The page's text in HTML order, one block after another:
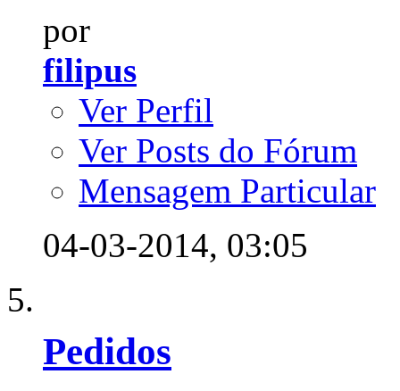
por
filipus
Ver Perfil
Ver Posts do Fórum
Mensagem Particular
04-03-2014, 03:05
Pedidos